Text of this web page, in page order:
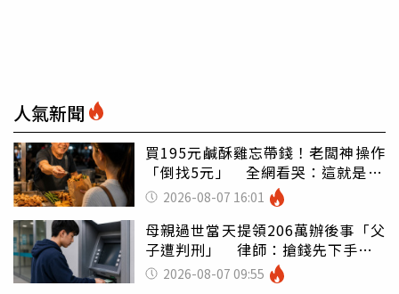
人氣新聞
買195元鹹酥雞忘帶錢！老闆神操作
「倒找5元」 全網看哭：這就是台
灣 2026-08-07 16:01
母親過世當天提領206萬辦後事「父
子遭判刑」 律師：搶錢先下手是
罪 2026-08-07 09:55